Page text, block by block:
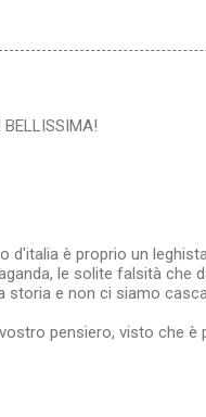
è proprio un
le solite falsità che
e non ci siamo
pensiero, visto che è